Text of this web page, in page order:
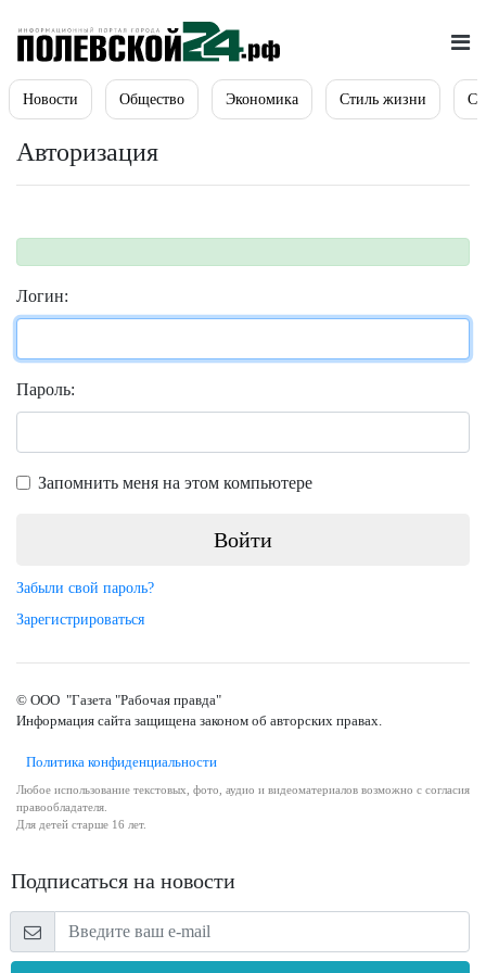
Новости Общество Экономика Стиль жизни
Авторизация
Логин:
Пароль:
Запомнить меня на этом компьютере
Забыли свой пароль?
Зарегистрироваться
© ООО "Газета "Рабочая правда"
Информация сайта защищена законом об авторских правах.
Политика конфиденциальности
Любое использование текстовых, фото, аудио и видеоматериалов возможно с согласия
правообладателя.
Для детей старше 16 лет.
Подписаться на новости